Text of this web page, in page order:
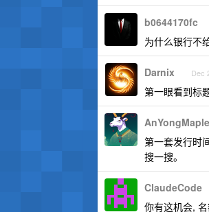
b0644170fc
为什么银行不
Darnix Dec
第一眼看到标
AnYongMaple
第一套发行时
搜一搜。
ClaudeCode
你有这机会,